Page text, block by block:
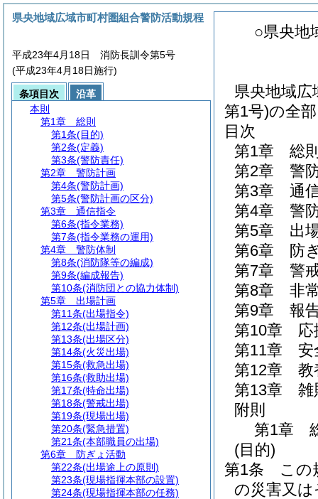
○県央地
県央地域広
第1号)の全
目次
第1章
総
第2章
警
第3章
通
第4章
警
第5章
出
第6章
防
第7章
警
第8章
非
第9章
報
第10章
応
第11章
安
第12章
教
第13章
雑
附則
第1章
(目的)
第1条
この
の災害又
県央地域広域市町村圏組合警防活動規程
平成23年4月18日 消防長訓令第5号
(平成23年4月18日施行)
条項目次
沿革
本則
第1章
総則
第1条(目的)
第2条(定義)
第3条(警防責任)
第2章
警防計画
第4条(警防計画)
第5条(警防計画の区分)
第3章
通信指令
第6条(指令業務)
第7条(指令業務の運用)
第4章
警防体制
第8条(消防隊等の編成)
第9条(編成報告)
第10条(消防団との協力体制)
第5章
出場計画
第11条(出場指令)
第12条(出場計画)
第13条(出場区分)
第14条(火災出場)
第15条(救急出場)
第16条(救助出場)
第17条(特命出場)
第18条(警戒出場)
第19条(現場出場)
第20条(緊急措置)
第21条(本部職員の出場)
第6章
防ぎょ活動
第22条(出場途上の原則)
第23条(現場指揮本部の設置)
第24条(現場指揮本部の任務)